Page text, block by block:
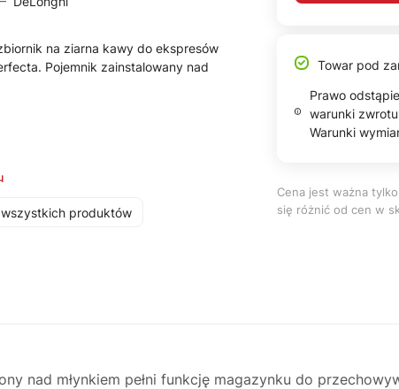
na ziarna kawy do ekspresów
Pojemnik zainstalowany nad
produktów
Towar pod
Prawo
warunki
Warunki
Cena jest ważna
się różnić od cen w
nad młynkiem pełni funkcję magazynku do